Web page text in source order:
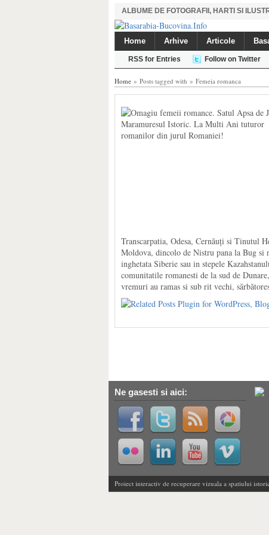
ALBUME DE FOTOGRAFII, HARTI SI
Home Arhive Articole
RSS for Entries Follow on Twitter
Home » Posts tagged with » Femeia romanca
Transcarpatia, Odesa, Cernăuți si Tinutul
Moldova, dincolo de Nistru pana la Bug si
inghetata Siberie sau in stepele
comunitatile romanesti de la sud de
vremuri au ramas si sub rit vechi,
Ne gasesti si aici:
Proiect interactiv de recuperare vizuala a spatiului